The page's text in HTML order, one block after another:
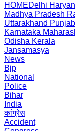
HOMEDelhi
Madhya Pradesh
Uttarakhand Punjab
Karnataka
Odisha Kerala
Jansamasya
News
Bjp
National
Police
Bihar
India
कांग्रेस
Accident